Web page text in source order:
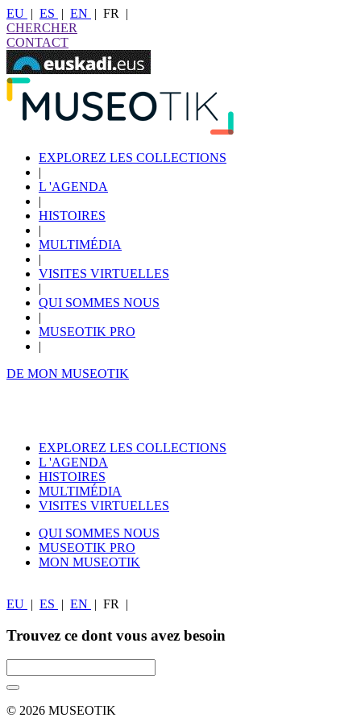
EU | ES | EN | FR
|
CHERCHER
CONTACT
EXPLOREZ LES COLLECTIONS
|
L 'AGENDA
|
HISTOIRES
|
MULTIMÉDIA
|
VISITES VIRTUELLES
|
QUI SOMMES NOUS
|
MUSEOTIK PRO
|
DE MON MUSEOTIK
EXPLOREZ LES COLLECTIONS
L 'AGENDA
HISTOIRES
MULTIMÉDIA
VISITES VIRTUELLES
QUI SOMMES NOUS
MUSEOTIK PRO
MON MUSEOTIK
EU | ES | EN | FR |
Trouvez ce dont vous avez besoin
© 2026 MUSEOTIK